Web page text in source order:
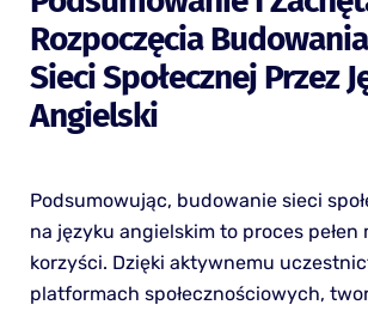
Rozpoczęcia
Sieci Społecznej Przez
Angielski
Podsumowując, budowanie sieci
na języku angielskim to proces pełen
korzyści. Dzięki aktywnemu
platformach społecznościowych,